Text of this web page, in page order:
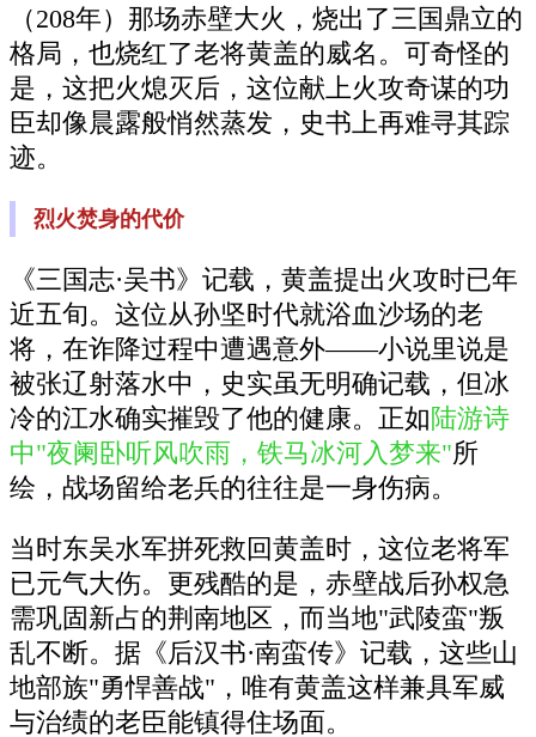
（208年）那场赤壁大火，烧出了三国鼎立的
格局，也烧红了老将黄盖的威名。可奇怪的
是，这把火熄灭后，这位献上火攻奇谋的功
臣却像晨露般悄然蒸发，史书上再难寻其踪
迹。
烈火焚身的代价
《三国志·吴书》记载，黄盖提出火攻时已年
近五旬。这位从孙坚时代就浴血沙场的老
将，在诈降过程中遭遇意外——小说里说是
被张辽射落水中，史实虽无明确记载，但冰
冷的江水确实摧毁了他的健康。正如 陆游诗
中"夜阑卧听风吹雨，铁马冰河入梦来"所
绘，战场留给老兵的往往是一身伤病。
当时东吴水军拼死救回黄盖时，这位老将军
已元气大伤。更残酷的是，赤壁战后孙权急
需巩固新占的荆南地区，而当地"武陵蛮"叛
乱不断。据《后汉书·南蛮传》记载，这些山
地部族"勇悍善战"，唯有黄盖这样兼具军威
与治绩的老臣能镇得住场面。